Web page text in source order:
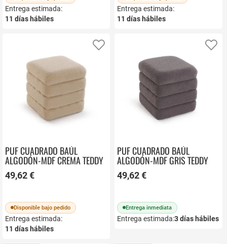
Entrega estimada:
11 días hábiles
Entrega estimada:
11 días hábiles
PUF CUADRADO BAÚL
ALGODÓN-MDF CREMA TEDDY
22670005
49,62 €
Disponible bajo pedido
Entrega estimada:
11 días hábiles
PUF CUADRADO BAÚL
ALGODÓN-MDF GRIS TEDDY
22670007
49,62 €
Entrega inmediata
Entrega estimada:3días hábiles